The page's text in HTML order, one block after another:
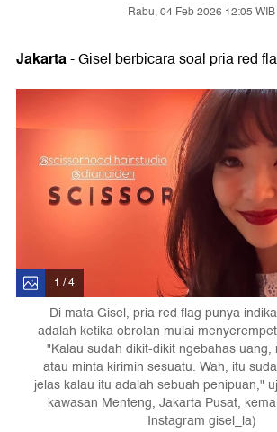
Rabu, 04 Feb 2026 12:05 WIB
Jakarta- Gisel berbicara soal pria red
1 / 4
Di mata Gisel, pria red flag punya
adalah ketika obrolan mulai
"Kalau sudah dikit-dikit ngebahas uang,
atau minta kirimin sesuatu. Wah, itu
jelas kalau itu adalah sebuah penipuan,"
kawasan Menteng, Jakarta Pusat,
Instagram gisel_la)